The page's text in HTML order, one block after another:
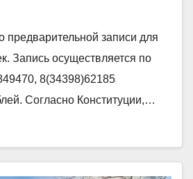
предварительной записи для
Запись осуществляется по
8(34398)62185
Согласно Конституции,…